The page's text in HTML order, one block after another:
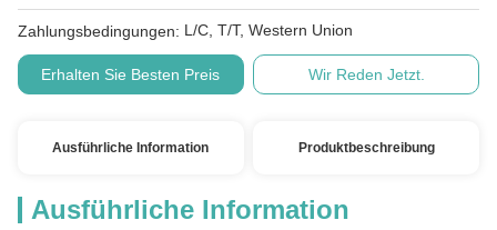
Zahlungsbedingungen: L/C, T/T, Western Union
Erhalten Sie Besten Preis Wir Reden Jetzt.
Ausführliche Information Produktbeschreibung
Ausführliche Information